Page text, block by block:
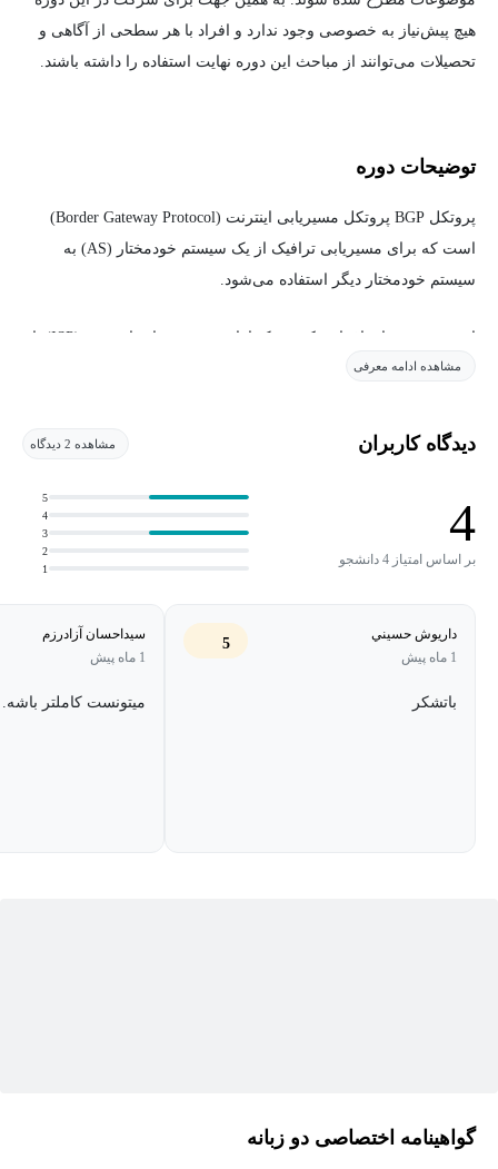
هیچ پیش‌نیاز به خصوصی وجود ندارد و افراد با هر سطحی از آگاهی و
تحصیلات می‌توانند از مباحث این دوره نهایت استفاده را داشته باشند.
توضیحات دوره
پروتکل BGP پروتکل مسیریابی اینترنت (Border Gateway Protocol)
است که برای مسیریابی ترافیک از یک سیستم خودمختار (AS) به
سیستم خودمختار دیگر استفاده می‌شود.
این موضوع برای افرادی که در یک ارائه‌دهنده خدمات اینترنتی (ISP) یا
مجموعه‌ای از ویژگی‌ها برای تعیین بهترین مسیر به مقصد استفاده
می‌کند. گزینه‌های متعددی وجود دارد که می‌توانید از آن‌ها برای
دستکاری الگوهای ترافیک بهره ببرید.
نکات برجسته دوره در این دوره خواهید آموخت:
تفاوت بین BGP داخلی و خارجی.
مشاهده ادامه معرفی
دیدگاه کاربران مشاهده 2 دیدگاه
4
بر اساس امتیاز 4 دانشجو
1
2
3
4
5
داريوش حسيني
1 ماه پیش
5
باتشکر
سیداحسان آزادرزم
1 ماه پیش
میتونست کاملتر باشه.
گواهینامه اختصاصی دو زبانه